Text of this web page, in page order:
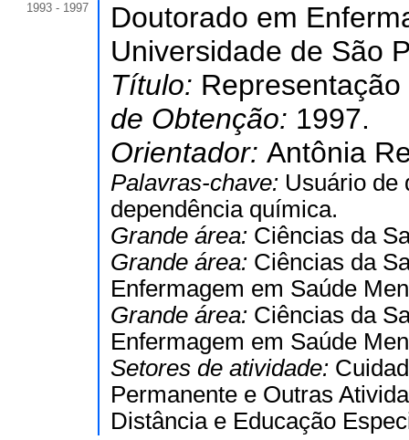
1993 - 1997
Doutorado em
Universidade de São
Título:
de Obtenção: 1997.
Orientador: Antônia
Palavras-chave: Usuário de
dependência química.
Grande área: Ciências da
Grande área: Ciências da
Enfermagem em Saúde
Grande área: Ciências da
Enfermagem em Saúde
Setores de atividade:
Permanente e Outras
Distância e Educação